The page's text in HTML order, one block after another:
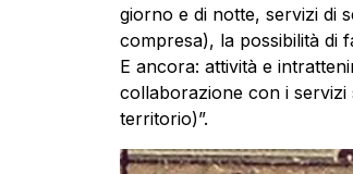
giorno e di notte, servizi di
compresa), la possibilità di
E ancora: attività e
collaborazione con i
territorio)”.